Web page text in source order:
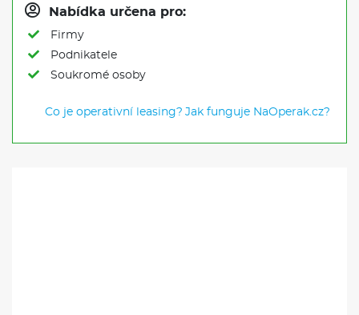
Nabídka určena pro:
Firmy
Podnikatele
Soukromé osoby
Co je operativní leasing? Jak funguje NaOperak.cz?